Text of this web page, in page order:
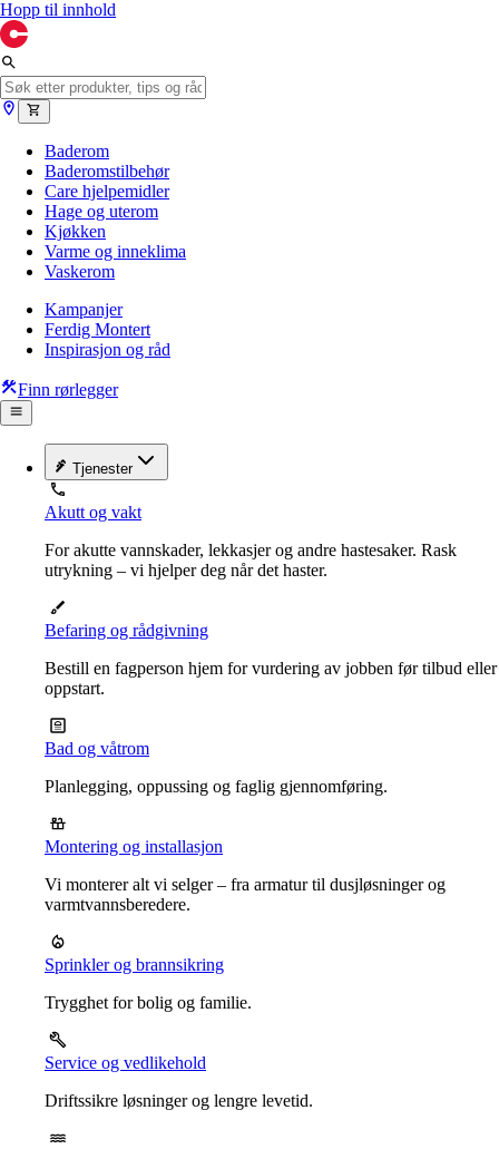
Hopp til innhold
Baderom
Baderomstilbehør
Care hjelpemidler
Hage og uterom
Kjøkken
Varme og inneklima
Vaskerom
Kampanjer
Ferdig Montert
Inspirasjon og råd
Finn rørlegger
Tjenester
Akutt og vakt
For akutte vannskader, lekkasjer og andre hastesaker. Rask
utrykning – vi hjelper deg når det haster.
Befaring og rådgivning
Bestill en fagperson hjem for vurdering av jobben før tilbud eller
oppstart.
Bad og våtrom
Planlegging, oppussing og faglig gjennomføring.
Montering og installasjon
Vi monterer alt vi selger – fra armatur til dusjløsninger og
varmtvannsberedere.
Sprinkler og brannsikring
Trygghet for bolig og familie.
Service og vedlikehold
Driftssikre løsninger og lengre levetid.